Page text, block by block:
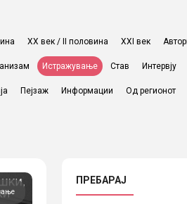
ХХ век / II половина XXI век
Истражување Став Интервју
Пејзаж Информации Од регионот
ПРЕБАРАЈ